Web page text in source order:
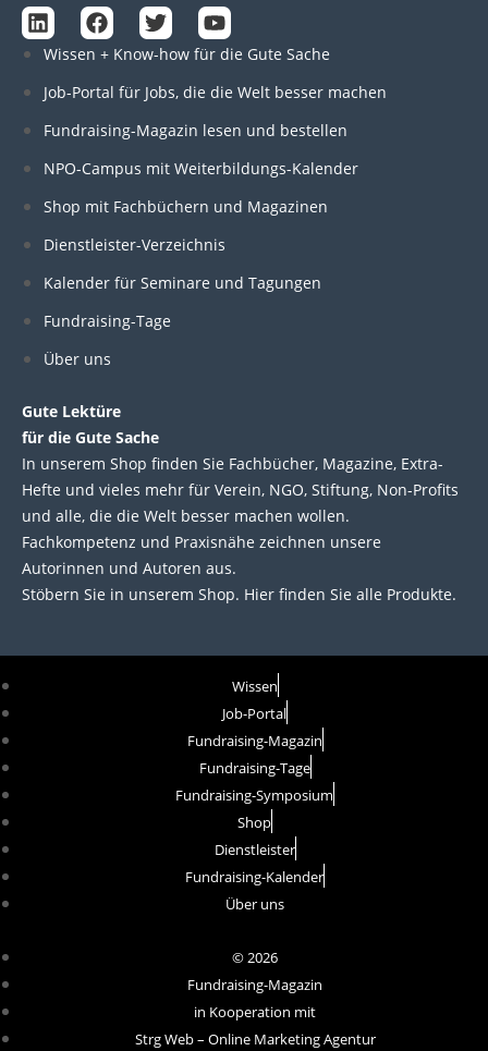
L
i
n
k
e
d
n
F
a
c
e
b
o
k
T
w
i
t
t
e
r
Y
o
u
t
u
b
Wissen + Know-how für die Gute Sache
Job-Portal für Jobs, die die Welt besser machen
Fundraising-Magazin lesen und bestellen
NPO-Campus mit Weiterbildungs-Kalender
Shop mit Fachbüchern und Magazinen
Dienstleister-Verzeichnis
Kalender für Seminare und Tagungen
Fundraising-Tage
Über uns
Gute Lektüre
für die Gute Sache
In unserem Shop finden Sie Fachbücher, Magazine, Extra-
Hefte und vieles mehr für Verein, NGO, Stiftung, Non-Profits
und alle, die die Welt besser machen wollen.
Fachkompetenz und Praxisnähe zeichnen unsere
Autorinnen und Autoren aus.
Stöbern Sie in unserem Shop. Hier finden Sie alle Produkte.
Wissen
Job-Portal
Fundraising-Magazin
Fundraising-Tage
Fundraising-Symposium
Shop
Dienstleister
Fundraising-Kalender
Über uns
© 2026
Fundraising-Magazin
in Kooperation mit
Strg Web – Online Marketing Agentur